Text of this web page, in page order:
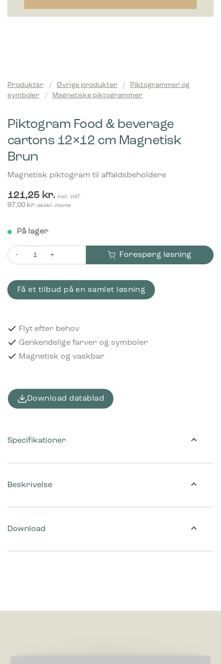
Produkter / Øvrige produkter /
Piktogrammer og
symboler
/ Magnetiske piktogrammer
Piktogram Food & beverage
cartons 12×12 cm Magnetisk
Brun
Magnetisk piktogram til affaldsbeholdere
121,25 kr. incl. VAT
97,00 kr.ekskl. moms
På lager
Piktogram Food & beverage cartons 12x12 cm Magnetisk
Forespørg løsning
Få et tilbud på en samlet løsning
Flyt efter behov
Genkendelige farver og symboler
Magnetisk og vaskbar
Download datablad
Beskrivelse
Download
Specifikationer